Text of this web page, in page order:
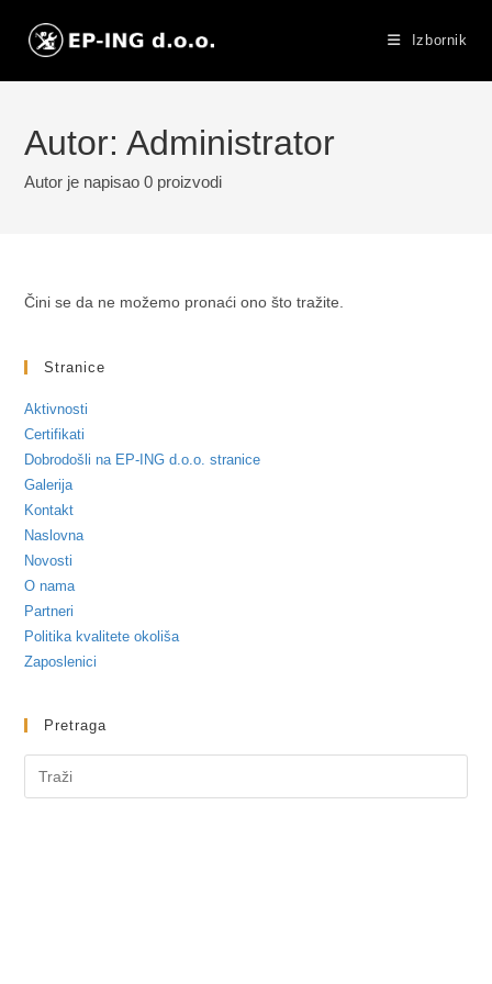
Izbornik
Autor:Administrator
Autor je napisao 0 proizvodi
Čini se da ne možemo pronaći ono što tražite.
Stranice
Aktivnosti
Certifikati
Dobrodošli na EP-ING d.o.o. stranice
Galerija
Kontakt
Naslovna
Novosti
O nama
Partneri
Politika kvalitete okoliša
Zaposlenici
Pretraga